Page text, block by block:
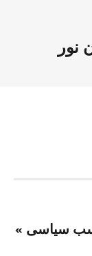
نور
سیاسی »